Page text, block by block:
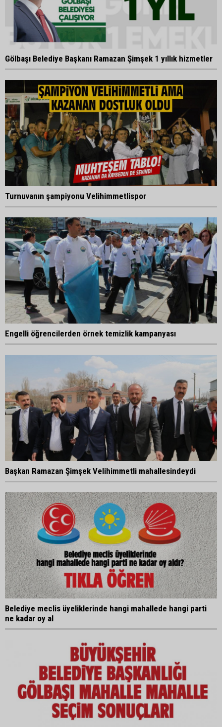
Gölbaşı Belediye Başkanı Ramazan Şimşek 1 yıllık hizmetler
Turnuvanın şampiyonu Velihimmetlispor
Engelli öğrencilerden örnek temizlik kampanyası
Başkan Ramazan Şimşek Velihimmetli mahallesindeydi
Belediye meclis üyeliklerinde hangi mahallede hangi parti
ne kadar oy al